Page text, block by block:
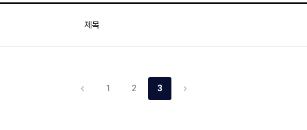
제목
1 2 3